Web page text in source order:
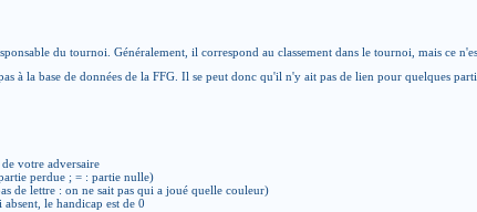
du tournoi. Généralement, il correspond au classement dans le tournoi, mais ce
à la base de données de la FFG. Il se peut donc qu'il n'y ait pas de lien pour quelques
votre adversaire
perdue ; = : partie nulle)
de lettre : on ne sait pas qui a joué quelle couleur)
le handicap est de 0